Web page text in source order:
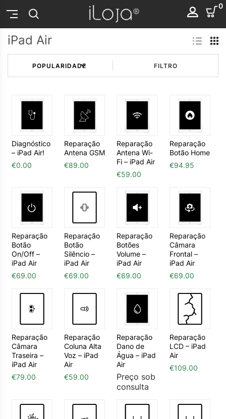
0
iPad Air
FILTRO
Diagnóstico
– iPad Air!
€0.00
Reparação
Antena GSM
€89.00
Reparação
Antena Wi-
Fi – iPad Air
€59.00
Reparação
Botão Home
€94.95
Reparação
Botão
On/Off –
iPad Air
€69.00
Reparação
Botão
Silêncio –
iPad Air
€69.00
Reparação
Botões
Volume –
iPad Air
€69.00
Reparação
Câmara
Frontal –
iPad Air
€69.00
Reparação
Câmara
Traseira –
iPad Air
€79.00
Reparação
Coluna Alta
Voz – iPad
Air
€59.00
Reparação
Dano de
Água – iPad
Air
Preço sob
consulta
Reparação
LCD – iPad
Air
€109.00